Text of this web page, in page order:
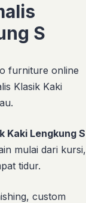
S
furniture online
Klasik Kaki
Kaki Lengkung S
mulai dari kursi,
tidur.
custom